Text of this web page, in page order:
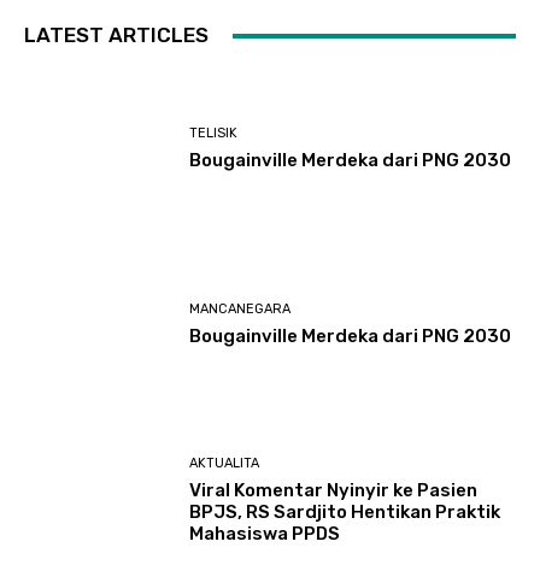
LATEST ARTICLES
TELISIK
Bougainville Merdeka dari PNG 2030
MANCANEGARA
Bougainville Merdeka dari PNG 2030
AKTUALITA
Viral Komentar Nyinyir ke Pasien
BPJS, RS Sardjito Hentikan Praktik
Mahasiswa PPDS